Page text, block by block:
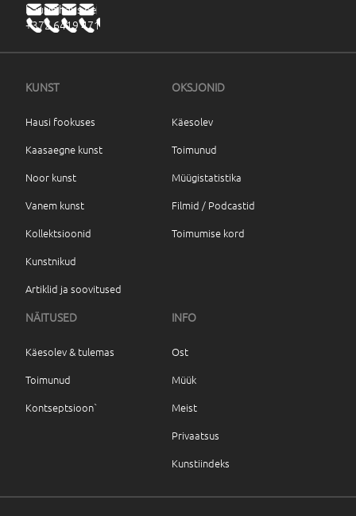
haus@haus.ee
+372 6419 471
KUNST
Hausi fookuses
Kaasaegne kunst
Noor kunst
Vanem kunst
Kollektsioonid
Kunstnikud
Artiklid ja soovitused
OKSJONID
Käesolev
Toimunud
Müügistatistika
Filmid / Podcastid
Toimumise kord
NÄITUSED
Käesolev & tulemas
Toimunud
Kontseptsioon`
INFO
Ost
Müük
Meist
Privaatsus
Kunstiindeks